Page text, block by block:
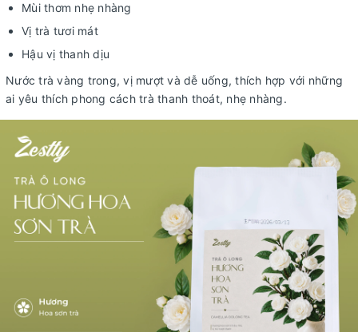
Mùi thơm nhẹ nhàng
Vị trà tươi mát
Hậu vị thanh dịu
Nước trà vàng trong, vị mượt và dễ uống, thích hợp với những
ai yêu thích phong cách trà thanh thoát, nhẹ nhàng.